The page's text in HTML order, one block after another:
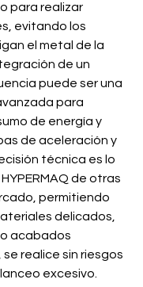
para realizar
evitando los
el metal de la
de un
puede ser una
para
de energía y
de aceleración y
técnica es lo
de otras
permitiendo
delicados,
acabados
realice sin riesgos
excesivo.